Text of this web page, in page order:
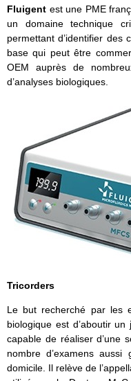
Fluigent est une PME
un domaine technique
permettant d’identifier des
base qui peut être
OEM auprès de
d’analyses biologiques.
Tricorders
Le but recherché par les
biologique est d’aboutir
capable de réaliser d’une
nombre d’examens
domicile. Il relève de